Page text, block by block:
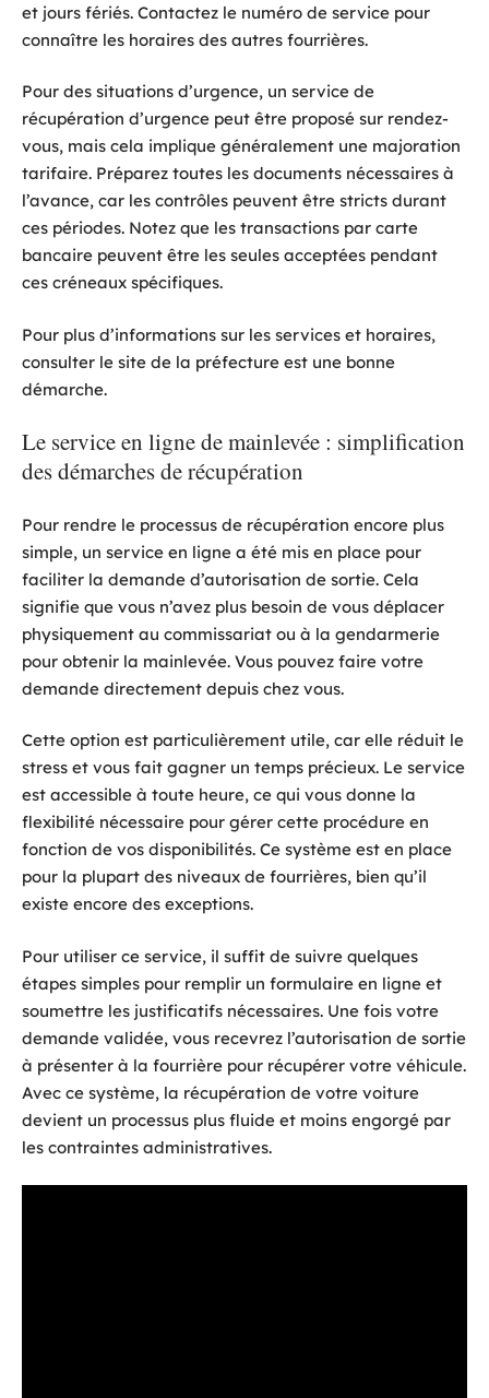
et jours fériés. Contactez le numéro de service pour
connaître les horaires des autres fourrières.
Pour des situations d’urgence, un service de
récupération d’urgence peut être proposé sur rendez-
vous, mais cela implique généralement une majoration
tarifaire. Préparez toutes les documents nécessaires à
l’avance, car les contrôles peuvent être stricts durant
ces périodes. Notez que les transactions par carte
bancaire peuvent être les seules acceptées pendant
ces créneaux spécifiques.
Pour plus d’informations sur les services et horaires,
consulter le site de la préfecture est une bonne
démarche.
Le service en ligne de mainlevée : simplification
des démarches de récupération
Pour rendre le processus de récupération encore plus
simple, un service en ligne a été mis en place pour
faciliter la demande d’autorisation de sortie. Cela
signifie que vous n’avez plus besoin de vous déplacer
physiquement au commissariat ou à la gendarmerie
pour obtenir la mainlevée. Vous pouvez faire votre
demande directement depuis chez vous.
Cette option est particulièrement utile, car elle réduit le
stress et vous fait gagner un temps précieux. Le service
est accessible à toute heure, ce qui vous donne la
flexibilité nécessaire pour gérer cette procédure en
fonction de vos disponibilités. Ce système est en place
pour la plupart des niveaux de fourrières, bien qu’il
existe encore des exceptions.
Pour utiliser ce service, il suffit de suivre quelques
étapes simples pour remplir un formulaire en ligne et
soumettre les justificatifs nécessaires. Une fois votre
demande validée, vous recevrez l’autorisation de sortie
à présenter à la fourrière pour récupérer votre véhicule.
Avec ce système, la récupération de votre voiture
devient un processus plus fluide et moins engorgé par
les contraintes administratives.